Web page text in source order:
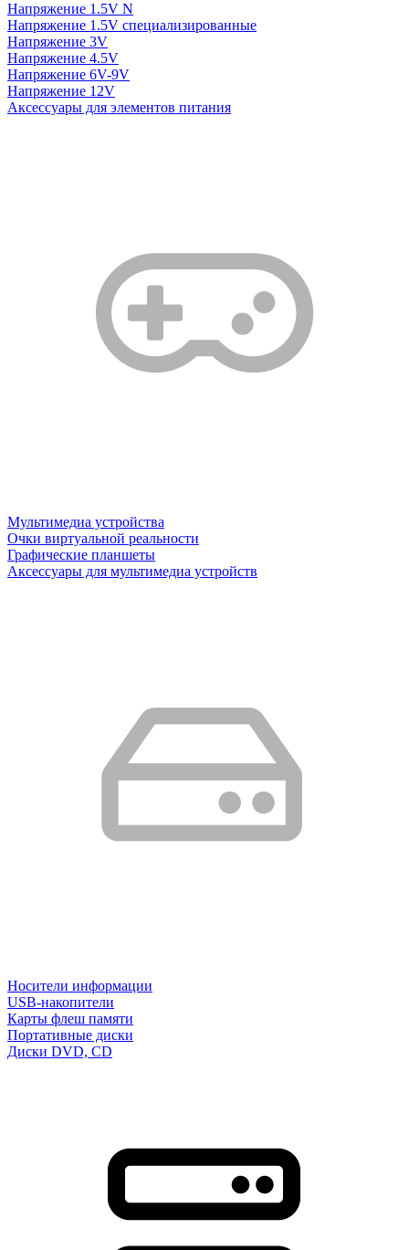
Напряжение 1.5V N
Напряжение 1.5V специализированные
Напряжение 3V
Напряжение 4.5V
Напряжение 6V-9V
Напряжение 12V
Аксессуары для элементов питания
Мультимедиа устройства
Очки виртуальной реальности
Графические планшеты
Аксессуары для мультимедиа устройств
Носители информации
USB-накопители
Карты флеш памяти
Портативные диски
Диски DVD, CD